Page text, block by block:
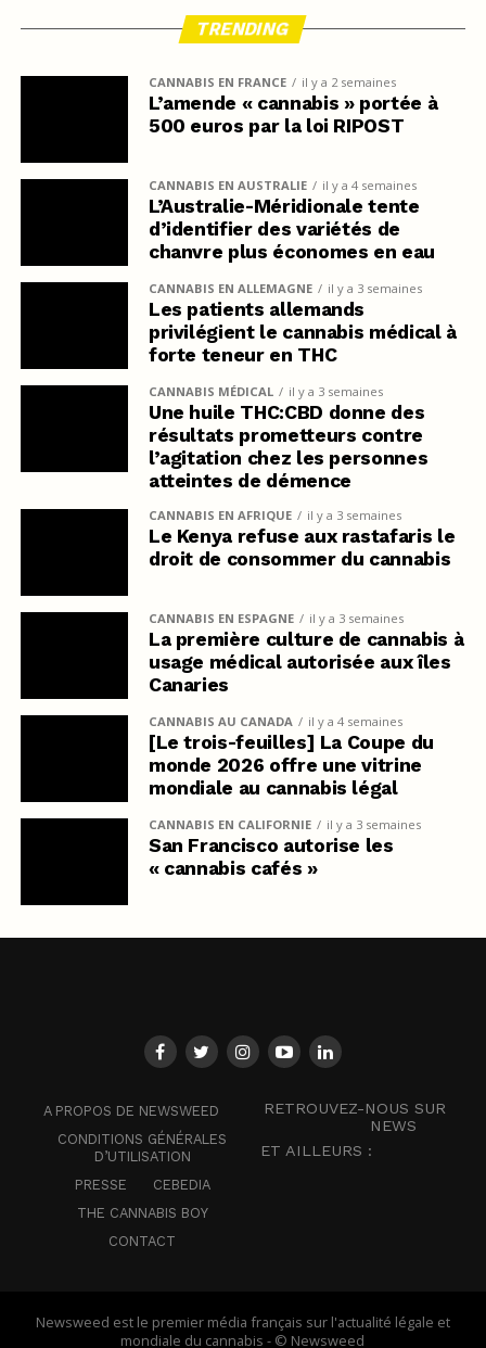
TRENDING
CANNABIS EN FRANCE il y a 2 semaines
L’amende « cannabis » portée à
500 euros par la loi RIPOST
CANNABIS EN AUSTRALIE il y a 4 semaines
L’Australie-Méridionale tente
d’identifier des variétés de
chanvre plus économes en eau
CANNABIS EN ALLEMAGNE il y a 3 semaines
Les patients allemands
privilégient le cannabis médical à
forte teneur en THC
CANNABIS MÉDICAL il y a 3 semaines
Une huile THC:CBD donne des
résultats prometteurs contre
l’agitation chez les personnes
atteintes de démence
CANNABIS EN AFRIQUE il y a 3 semaines
Le Kenya refuse aux rastafaris le
droit de consommer du cannabis
CANNABIS EN ESPAGNE il y a 3 semaines
La première culture de cannabis à
usage médical autorisée aux îles
Canaries
CANNABIS AU CANADA il y a 4 semaines
[Le trois-feuilles] La Coupe du
monde 2026 offre une vitrine
mondiale au cannabis légal
CANNABIS EN CALIFORNIE il y a 3 semaines
San Francisco autorise les
« cannabis cafés »
A PROPOS DE NEWSWEED
CONDITIONS GÉNÉRALES
D’UTILISATION
PRESSE
CEBEDIA
THE CANNABIS BOY
CONTACT
RETROUVEZ-NOUS SUR
NEWS
ET AILLEURS :
Newsweed est le premier média français sur l'actualité légale et
mondiale du cannabis - © Newsweed